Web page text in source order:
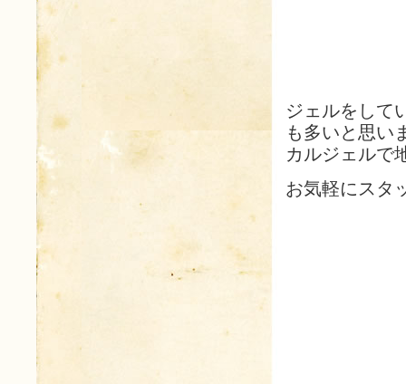
ジェルをして
も多いと思い
カルジェルで
お気軽にスタ